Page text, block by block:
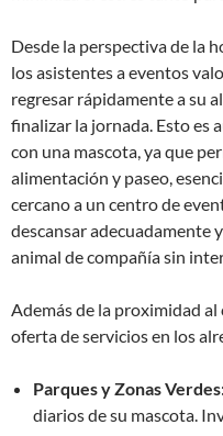
Desde la perspectiva de la
los asistentes a eventos
regresar rápidamente a su
finalizar la jornada. Esto es
con una mascota, ya que
alimentación y paseo,
cercano a un centro de
descansar adecuadamente
animal de compañía sin
Además de la proximidad
oferta de servicios en los
Parques y Zonas
diarios de su mascota.